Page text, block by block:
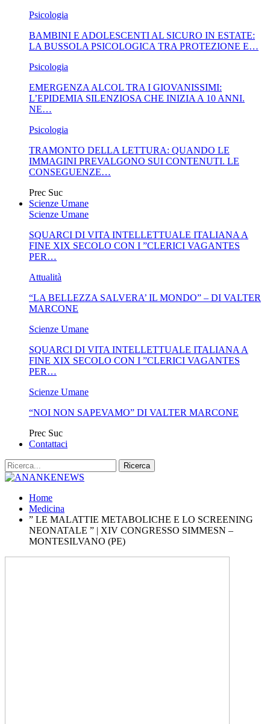
Psicologia
BAMBINI E ADOLESCENTI AL SICURO IN ESTATE:
LA BUSSOLA PSICOLOGICA TRA PROTEZIONE E…
Psicologia
EMERGENZA ALCOL TRA I GIOVANISSIMI:
L’EPIDEMIA SILENZIOSA CHE INIZIA A 10 ANNI.
NE…
Psicologia
TRAMONTO DELLA LETTURA: QUANDO LE
IMMAGINI PREVALGONO SUI CONTENUTI. LE
CONSEGUENZE…
Prec Suc
Scienze Umane
Scienze Umane
SQUARCI DI VITA INTELLETTUALE ITALIANA A
FINE XIX SECOLO CON I ”CLERICI VAGANTES
PER…
Attualità
“LA BELLEZZA SALVERA’ IL MONDO” – DI VALTER
MARCONE
Scienze Umane
SQUARCI DI VITA INTELLETTUALE ITALIANA A
FINE XIX SECOLO CON I ”CLERICI VAGANTES
PER…
Scienze Umane
“NOI NON SAPEVAMO” DI VALTER MARCONE
Prec Suc
Contattaci
Home
Medicina
” LE MALATTIE METABOLICHE E LO SCREENING
NEONATALE ” | XIV CONGRESSO SIMMESN –
MONTESILVANO (PE)